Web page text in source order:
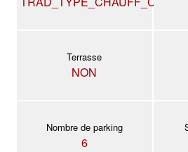
Terrasse
NON
Nombre de parking
6